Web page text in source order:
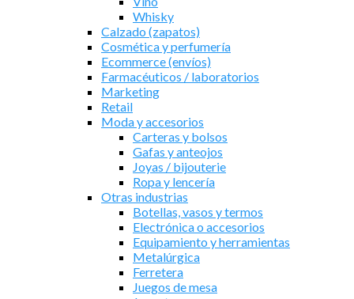
Whisky
Calzado (zapatos)
Cosmética y perfumería
Ecommerce (envíos)
Farmacéuticos / laboratorios
Marketing
Retail
Moda y accesorios
Carteras y bolsos
Gafas y anteojos
Joyas / bijouterie
Ropa y lencería
Otras industrias
Botellas, vasos y termos
Electrónica o accesorios
Equipamiento y herramientas
Metalúrgica
Ferretera
Juegos de mesa